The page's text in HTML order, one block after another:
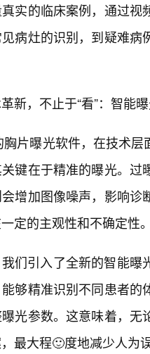
实的临床案例，通过
病灶的识别，到疑难
新，不止于“看”：智能
胸片曝光软件，在技术
键在于精准的曝光。
增加图像噪声，影响
定的主观性和不确定性
们引入了全新的智能
够精准识别不同患者
光参数。这意味着，
最大程🙂度地减少人为